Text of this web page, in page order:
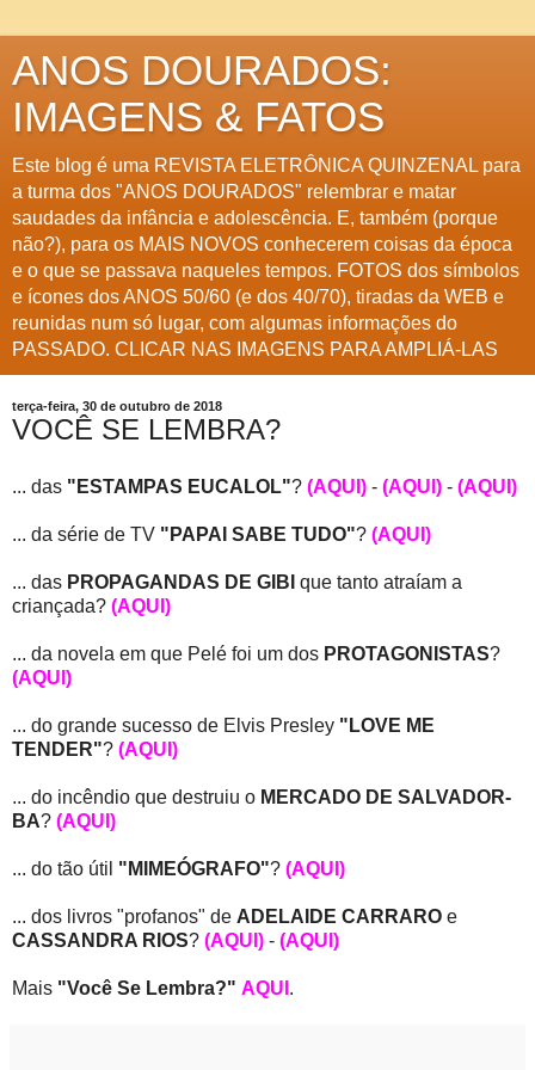
ANOS DOURADOS:
IMAGENS & FATOS
Este blog é uma REVISTA ELETRÔNICA QUINZENAL para
a turma dos "ANOS DOURADOS" relembrar e matar
saudades da infância e adolescência. E, também (porque
não?), para os MAIS NOVOS conhecerem coisas da época
e o que se passava naqueles tempos. FOTOS dos símbolos
e ícones dos ANOS 50/60 (e dos 40/70), tiradas da WEB e
reunidas num só lugar, com algumas informações do
PASSADO. CLICAR NAS IMAGENS PARA AMPLIÁ-LAS
terça-feira, 30 de outubro de 2018
VOCÊ SE LEMBRA?
... das "ESTAMPAS EUCALOL"? (AQUI) - (AQUI) - (AQUI)
... da série de TV "PAPAI SABE TUDO"? (AQUI)
... das PROPAGANDAS DE GIBI que tanto atraíam a
criançada? (AQUI)
... da novela em que Pelé foi um dos PROTAGONISTAS?
(AQUI)
... do grande sucesso de Elvis Presley "LOVE ME
TENDER"? (AQUI)
... do incêndio que destruiu o MERCADO DE SALVADOR-
BA? (AQUI)
... do tão útil "MIMEÓGRAFO"? (AQUI)
... dos livros "profanos" de ADELAIDE CARRARO e
CASSANDRA RIOS? (AQUI) - (AQUI)
Mais "Você Se Lembra?" AQUI .